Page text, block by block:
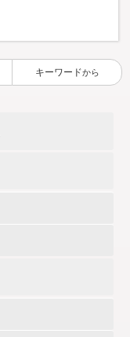
キーワードから